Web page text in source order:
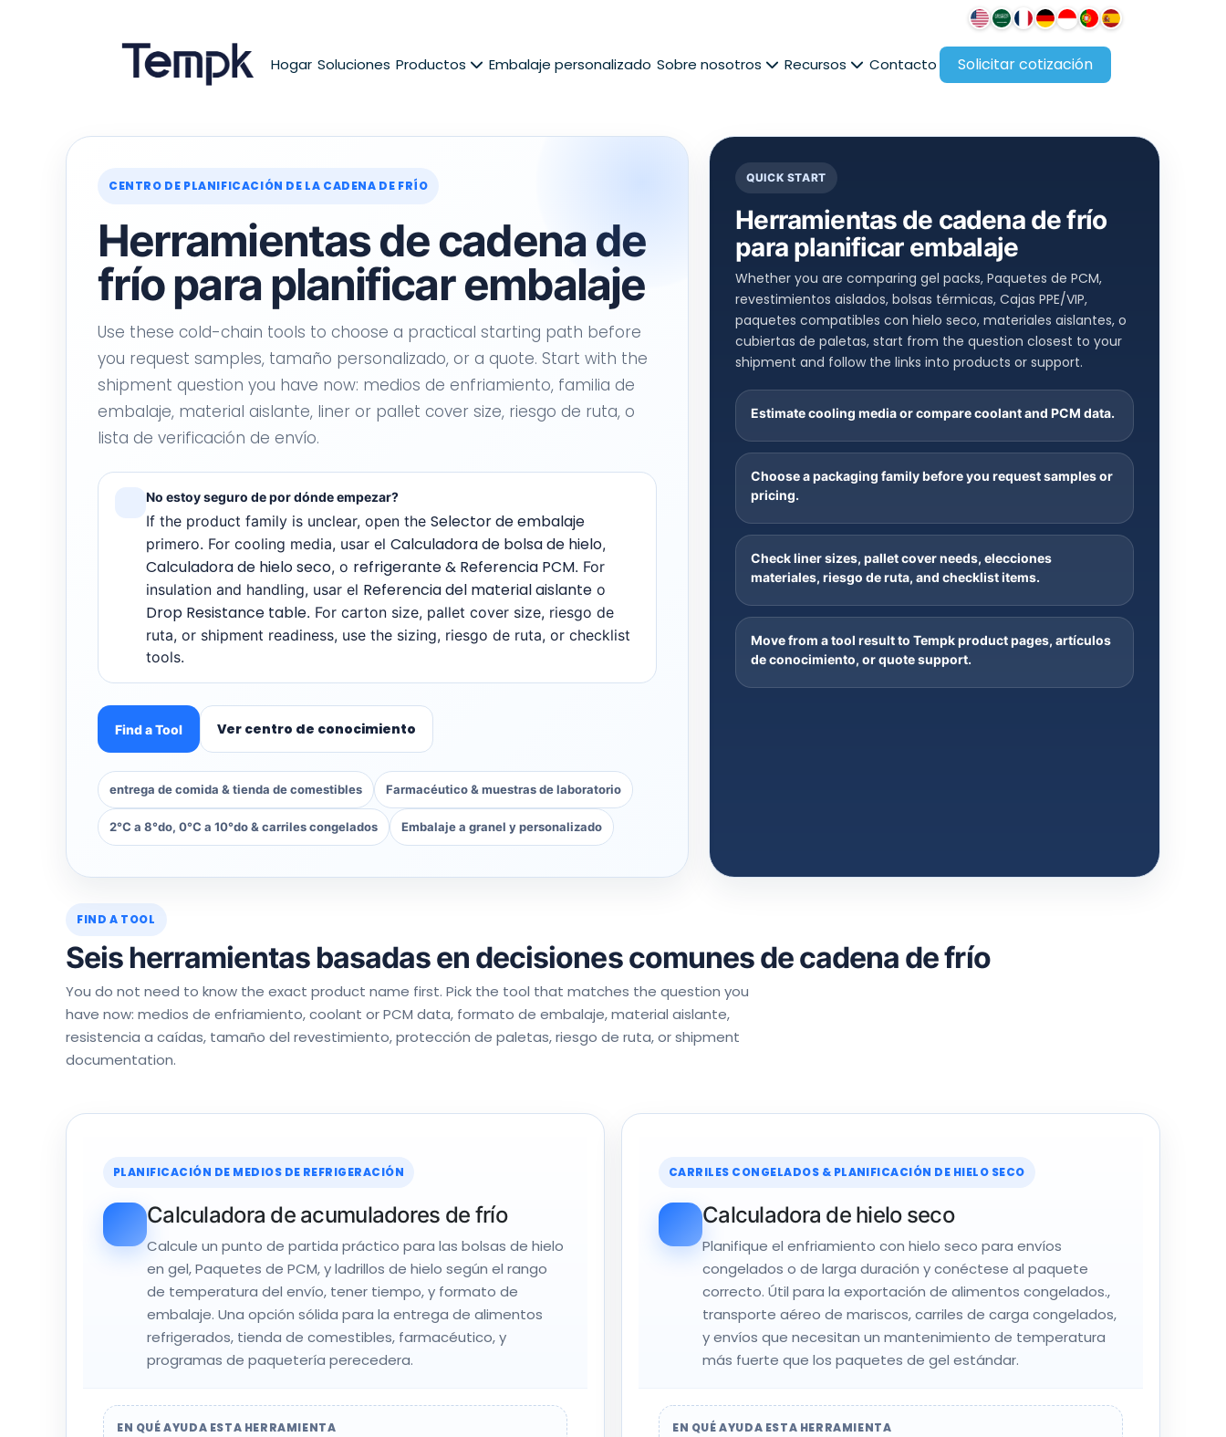
Hogar Soluciones Productos Embalaje personalizado Sobre nosotros Recursos Contacto Solicitar cotización
CENTRO DE PLANIFICACIÓN DE LA CADENA DE FRÍO
Herramientas de cadena de
frío para planificar embalaje
Use these cold-chain tools to choose a practical starting path before
you request samples, tamaño personalizado, or a quote. Start with the
shipment question you have now: medios de enfriamiento, familia de
embalaje, material aislante, liner or pallet cover size, riesgo de ruta, o
lista de verificación de envío.
No estoy seguro de por dónde empezar?
If the product family is unclear, open the Selector de embalaje
primero. For cooling media, usar el Calculadora de bolsa de hielo,
Calculadora de hielo seco, o refrigerante & Referencia PCM. For
insulation and handling, usar el Referencia del material aislante o
Drop Resistance table. For carton size, pallet cover size, riesgo de
ruta, or shipment readiness, use the sizing, riesgo de ruta, or checklist
tools.
Find a Tool Ver centro de conocimiento
entrega de comida & tienda de comestibles Farmacéutico & muestras de laboratorio
2°C a 8°do, 0°C a 10°do & carriles congelados Embalaje a granel y personalizado
QUICK START
Herramientas de cadena de frío
para planificar embalaje
Whether you are comparing gel packs, Paquetes de PCM,
revestimientos aislados, bolsas térmicas, Cajas PPE/VIP,
paquetes compatibles con hielo seco, materiales aislantes, o
cubiertas de paletas,start from the question closest to your
shipment and follow the links into products or support.
Estimate cooling media or compare coolant and PCM data.
Choose a packaging family before you request samples or
pricing.
Check liner sizes,pallet cover needs, elecciones
materiales, riesgo de ruta,and checklist items.
Move from a tool result to Tempk product pages, artículos
de conocimiento,or quote support.
FIND A TOOL
Seis herramientas basadas en decisiones comunes de cadena de frío
You do not need to know the exact product name first. Pick the tool that matches the question you
have now: medios de enfriamiento,coolant or PCM data, formato de embalaje, material aislante,
resistencia a caídas, tamaño del revestimiento, protección de paletas, riesgo de ruta,or shipment
documentation.
PLANIFICACIÓN DE MEDIOS DE REFRIGERACIÓN
Calculadora de acumuladores de frío
Calcule un punto de partida práctico para las bolsas de hielo
en gel, Paquetes de PCM, y ladrillos de hielo según el rango
de temperatura del envío, tener tiempo, y formato de
embalaje. Una opción sólida para la entrega de alimentos
refrigerados, tienda de comestibles, farmacéutico, y
programas de paquetería perecedera.
EN QUÉ AYUDA ESTA HERRAMIENTA
CARRILES CONGELADOS & PLANIFICACIÓN DE HIELO SECO
Calculadora de hielo seco
Planifique el enfriamiento con hielo seco para envíos
congelados o de larga duración y conéctese al paquete
correcto. Útil para la exportación de alimentos congelados.,
transporte aéreo de mariscos, carriles de carga congelados,
y envíos que necesitan un mantenimiento de temperatura
más fuerte que los paquetes de gel estándar.
EN QUÉ AYUDA ESTA HERRAMIENTA